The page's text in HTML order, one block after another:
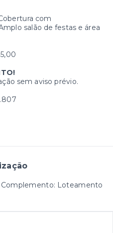
com
salão de festas e área
sem aviso prévio.
Complemento: Loteamento